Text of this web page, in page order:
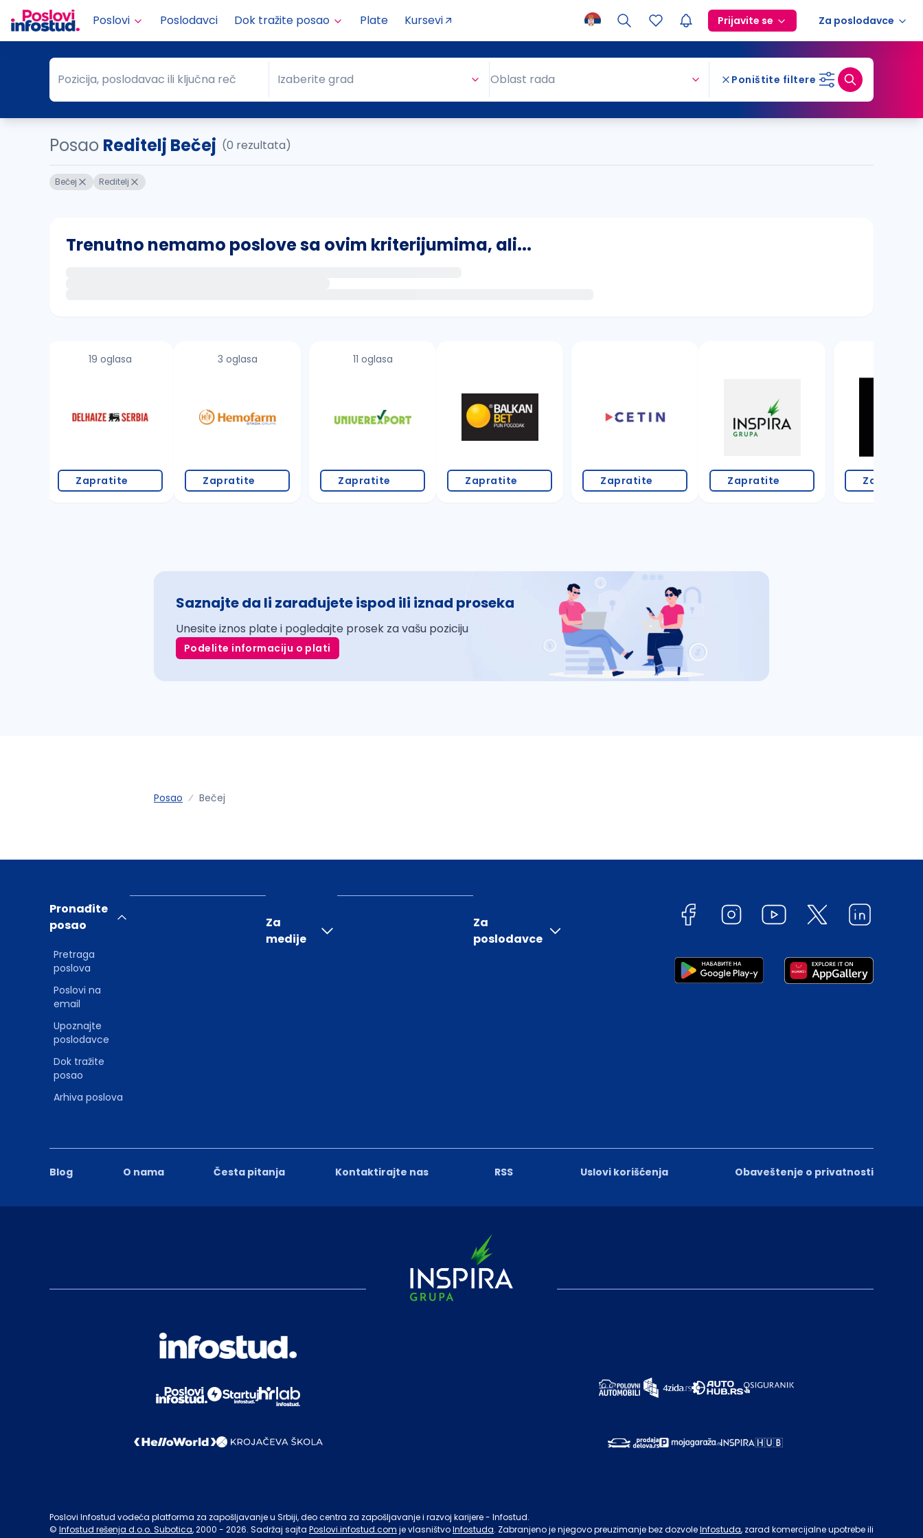
Poslovi Poslodavci Dok tražite posao Plate Kursevi Prijavite se Za poslodavce
Pozicija, poslodavac ili ključna reč
Pozicija, poslodavac ili ključna reč Grad
Izaberite grad Oblast rada Poništite filtere
Posao Reditelj Bečej (0 rezultata)
Bečej Reditelj
Trenutno nemamo poslove sa ovim kriterijumima, ali...
proverite pravopisne greške (koristite č, ć, š, đ, ž, dž)
19 oglasa
Zapratite
3 oglasa
Zapratite
11 oglasa
Zapratite Zapratite Zapratite Zapratite Zapratite
Saznajte da li zarađujete ispod ili iznad proseka
Unesite iznos plate i pogledajte prosek za vašu poziciju
Podelite informaciju o plati
Posao Bečej
Blog O nama Česta pitanja Kontaktirajte nas RSS Uslovi korišćenja Obaveštenje o privatnosti
Pronađite
posao
Pretraga
poslova
Poslovi na
email
Upoznajte
poslodavce
Dok tražite
posao
Arhiva poslova
Za
medije
Za
poslodavce
Poslovi Infostud vodeća platforma za zapošljavanje u Srbiji, deo centra za zapošljavanje i razvoj karijere - Infostud.
© Infostud rešenja d.o.o. Subotica, 2000 - 2026. Sadržaj sajta Poslovi.infostud.com je vlasništvoInfostuda. Zabranjeno je njegovo preuzimanje bez dozvoleInfostuda, zarad komercijalne upotrebe ili